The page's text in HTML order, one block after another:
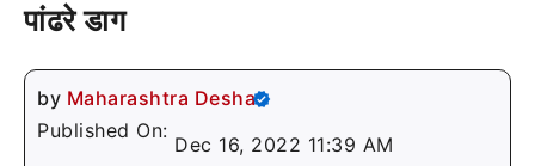
पांढरे डाग
by Maharashtra Desha
Published On:
Dec 16, 2022 11:39 AM